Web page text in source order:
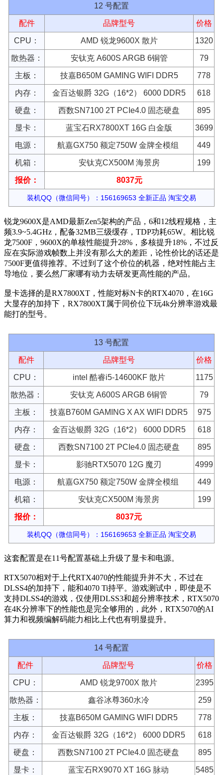
12 号配置
配件 品牌型号 价格
CPU： AMD 锐龙9600X 散片 1320
散热器： 安钛克 A600S ARGB 6铜管 79
主板： 技嘉B650M GAMING WIFI DDR5 778
内存： 金百达银爵 32G（16*2） 6000 DDR5 618
硬盘： 西数SN7100 2T PCIe4.0 固态硬盘 895
显卡： 蓝宝石RX7800XT 16G 白金版 3699
电源： 航嘉GX750 额定750W 金牌全模组 449
机箱： 安钛克CX500M 海景房 199
报价： 8037元
装机QQ（微信同号）：156169653 全新正品 淘宝交易
锐龙9600X是AMD最新Zen5架构的产品，6和12线程规格，主
频3.9~5.4GHz，配备32MB三级缓存，TDP功耗65W。相比锐
龙7500F，9600X的单核性能提升28%，多核提升18%，不过反
应在实际游戏帧数上并没有那么大的差距，论性价比的话还是
7500F更值得推荐。不过到了这个价位的机器，绝对性能占主
导地位，要么然厂家哪有动力去研发更高性能的产品。
显卡选择的是RX7800XT，性能对标N卡的RTX4070，在16G
大显存的加持下，RX7800XT属于同价位下玩4k分辨率游戏最
能打的型号。
13 号配置
配件 品牌型号 价格
CPU： intel 酷睿i5-14600KF 散片 1175
散热器： 安钛克 A600S ARGB 6铜管 79
主板： 技嘉B760M GAMING X AX WIFI DDR5 975
内存： 金百达银爵 32G（16*2） 6000 DDR5 618
硬盘： 西数SN7100 2T PCIe4.0 固态硬盘 895
显卡： 影驰RTX5070 12G 魔刃 4999
电源： 航嘉GX750 额定750W 金牌全模组 449
机箱： 安钛克CX500M 海景房 199
报价： 8037元
装机QQ（微信同号）：156169653 全新正品 淘宝交易
这套配置是在11号配置基础上升级了显卡和电源。
RTX5070相对于上代RTX4070的性能提升并不大，不过在
DLSS4的加持下，能和4070 Ti持平。游戏测试中，即使是不
支持DLSS4的游戏，仅使用DLSS3和超分辨率技术，RTX5070
在4K分辨率下的性能也是完全够用的，此外，RTX5070的AI
算力和视频编解码能力相比上代也有明显提升。
14 号配置
配件 品牌型号 价格
CPU： AMD 锐龙9700X 散片 2395
散热器： 鑫谷冰尊360水冷 259
主板： 技嘉B650M GAMING WIFI DDR5 778
内存： 金百达银爵 32G（16*2） 6000 DDR5 618
硬盘： 西数SN7100 2T PCIe4.0 固态硬盘 895
显卡： 蓝宝石RX9070 XT 16G 脉动 5485